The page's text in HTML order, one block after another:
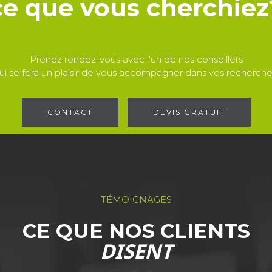
que vous
Prenez rendez-vous avec l'un de nos conseillers
se fera un plaisir de vous accompagner dans vos
CONTACT DEVIS GRATUIT
TÉMOIGNAGES
CE QUE NOS CLIENTS
DISENT